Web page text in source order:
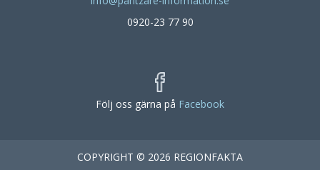
0920-23 77 90
Följ oss gärna på Facebook
COPYRIGHT © 2026 REGIONFAKTA